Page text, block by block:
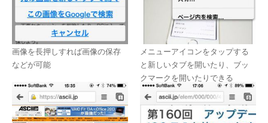
画像を長押しすれば画像の保存
などが可能
メニューアイコンをタップする
と新しいタブを開いたり、ブッ
クマークを開いたりできる